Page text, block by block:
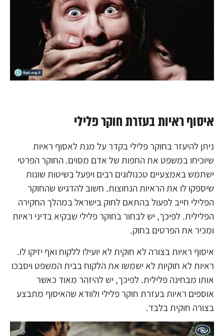
איסוף ראיות בעזרת חוקר פלילי
ניתן להיעזר בחוקר פלילי בקדר על מנת לאסוף ראיות
שיוכיחו במשפט את החפות של אדם מסוים. החוקר הפרטי
ישתמש באמצעיים טכנולוגים רבים ויפעל בשיטות שונות
שיספקו לו את הראיות הנחוצות. חשוב להדגיש שהחוקר
הפלילי חייב לפעול בהתאם לחוק בישראל במהלך החקירה
הפלילית. לפיכך, יש לבחור בחוקר פלילי שבקיא בדיני ראיות
ומכיר את הפרטים בחוק.
איסוף ראיות בצורה לא חוקית לא יועילו ללקוח ואף יזיקו לו.
ראיות לא חוקיות לא ישמשו את הלקוח בבית המשפט ויסבכו
אותו מבחינה פלילית. לפיכך, יש להיזהר מאוד כאשר
אוספים ראיות בעזרת חוקר פלילי ולוודא שהאיסוף מתבצע
בצורה חוקית בלבד.